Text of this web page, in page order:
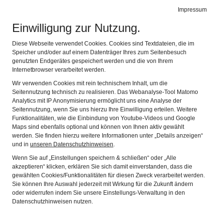
Impressum
Einwilligung zur Nutzung.
Diese Webseite verwendet Cookies. Cookies sind Textdateien, die im
Speicher und/oder auf einem Datenträger Ihres zum Seitenbesuch
genutzten Endgerätes gespeichert werden und die von Ihrem
Internetbrowser verarbeitet werden.
Wir verwenden Cookies mit rein technischem Inhalt, um die
Seitennutzung technisch zu realisieren. Das Webanalyse-Tool Matomo
Analytics mit IP Anonymisierung ermöglicht uns eine Analyse der
Seitennutzung, wenn Sie uns hierzu Ihre Einwilligung erteilen. Weitere
Funktionalitäten, wie die Einbindung von Youtube-Videos und Google
Maps sind ebenfalls optional und können von Ihnen aktiv gewählt
werden. Sie finden hierzu weitere Informationen unter „Details anzeigen“
und in unseren Datenschutzhinweisen.
Wenn Sie auf „Einstellungen speichern & schließen“ oder „Alle
akzeptieren“ klicken, erklären Sie sich damit einverstanden, dass die
gewählten Cookies/Funktionalitäten für diesen Zweck verarbeitet werden.
Sie können Ihre Auswahl jederzeit mit Wirkung für die Zukunft ändern
oder widerrufen indem Sie unsere Einstellungs-Verwaltung in den
Datenschutzhinweisen nutzen.
de en
KEMPTEN-MUSEUM
IM ZUMSTEINHAUS
Diese Seite teilen
Besucherinformationen
Ausstellung
Kempten in Raum und Zeit
Bei den Zumstein
Themenräume